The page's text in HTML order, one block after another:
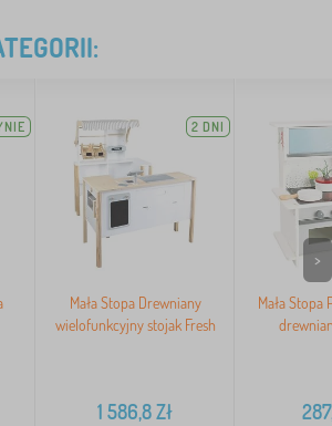
2 DNI
Mała Stopa Drewniany
wielofunkcyjny stojak Fresh
1 586,8Zł
Mała Stopa
>